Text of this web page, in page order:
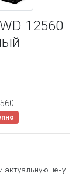
12560
актуальную цену